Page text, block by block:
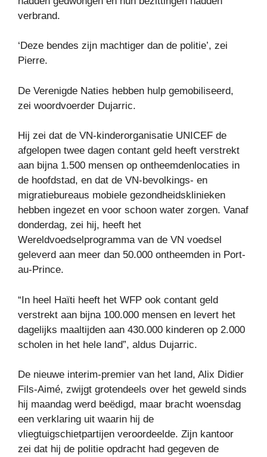
verbrand.
‘Deze bendes zijn machtiger dan de politie’, zei
Pierre.
De Verenigde Naties hebben hulp gemobiliseerd,
zei woordvoerder Dujarric.
Hij zei dat de VN-kinderorganisatie UNICEF de
afgelopen twee dagen contant geld heeft verstrekt
aan bijna 1.500 mensen op ontheemdenlocaties in
de hoofdstad, en dat de VN-bevolkings- en
migratiebureaus mobiele gezondheidsklinieken
hebben ingezet en voor schoon water zorgen. Vanaf
donderdag, zei hij, heeft het
Wereldvoedselprogramma van de VN voedsel
geleverd aan meer dan 50.000 ontheemden in Port-
au-Prince.
“In heel Haïti heeft het WFP ook contant geld
verstrekt aan bijna 100.000 mensen en levert het
dagelijks maaltijden aan 430.000 kinderen op 2.000
scholen in het hele land”, aldus Dujarric.
De nieuwe interim-premier van het land, Alix Didier
Fils-Aimé, zwijgt grotendeels over het geweld sinds
hij maandag werd beëdigd, maar bracht woensdag
een verklaring uit waarin hij de
vliegtuigschietpartijen veroordeelde. Zijn kantoor
zei dat hij de politie opdracht had gegeven de